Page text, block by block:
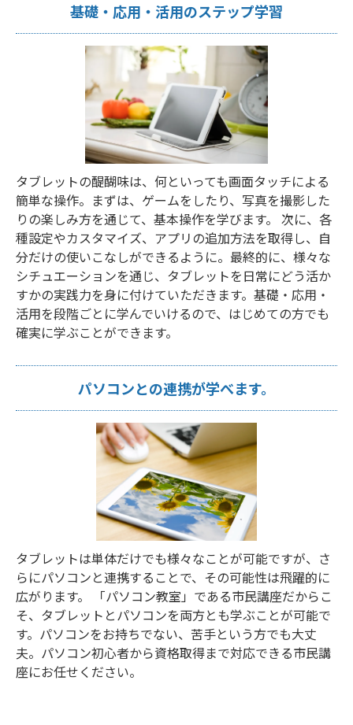
基礎・応用・活用のステップ学習
タブレットの醍醐味は、何といっても画面タッチによる
簡単な操作。まずは、ゲームをしたり、写真を撮影した
りの楽しみ方を通じて、基本操作を学びます。 次に、各
種設定やカスタマイズ、アプリの追加方法を取得し、自
分だけの使いこなしができるように。最終的に、様々な
シチュエーションを通じ、タブレットを日常にどう活か
すかの実践力を身に付けていただきます。基礎・応用・
活用を段階ごとに学んでいけるので、はじめての方でも
確実に学ぶことができます。
パソコンとの連携が学べます。
タブレットは単体だけでも様々なことが可能ですが、さ
らにパソコンと連携することで、その可能性は飛躍的に
広がります。 「パソコン教室」である市民講座だからこ
そ、タブレットとパソコンを両方とも学ぶことが可能で
す。パソコンをお持ちでない、苦手という方でも大丈
夫。パソコン初心者から資格取得まで対応できる市民講
座にお任せください。